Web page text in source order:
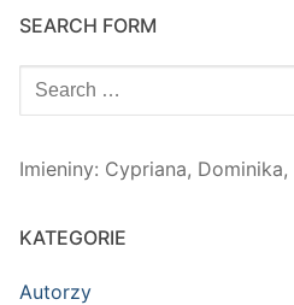
SEARCH FORM
Szukaj:
Imieniny: Cypriana, Dominika,
KATEGORIE
Autorzy